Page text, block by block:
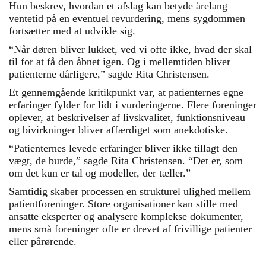
Hun beskrev, hvordan et afslag kan betyde årelang
ventetid på en eventuel revurdering, mens sygdommen
fortsætter med at udvikle sig.
“Når døren bliver lukket, ved vi ofte ikke, hvad der skal
til for at få den åbnet igen. Og i mellemtiden bliver
patienterne dårligere,” sagde Rita Christensen.
Et gennemgående kritikpunkt var, at patienternes egne
erfaringer fylder for lidt i vurderingerne. Flere foreninger
oplever, at beskrivelser af livskvalitet, funktionsniveau
og bivirkninger bliver affærdiget som anekdotiske.
“Patienternes levede erfaringer bliver ikke tillagt den
vægt, de burde,” sagde Rita Christensen. “Det er, som
om det kun er tal og modeller, der tæller.”
Samtidig skaber processen en strukturel ulighed mellem
patientforeninger. Store organisationer kan stille med
ansatte eksperter og analysere komplekse dokumenter,
mens små foreninger ofte er drevet af frivillige patienter
eller pårørende.